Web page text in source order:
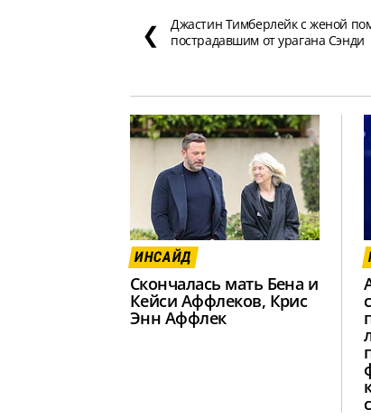
❮
Джастин Тимберлейк с женой
пострадавшим от урагана Сэнди
ИНСАЙД
Скончалась мать Бена и
Кейси Аффлеков, Крис
Энн Аффлек